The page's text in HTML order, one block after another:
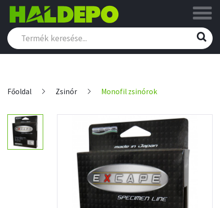
Főoldal Zsinór Monofil zsinórok